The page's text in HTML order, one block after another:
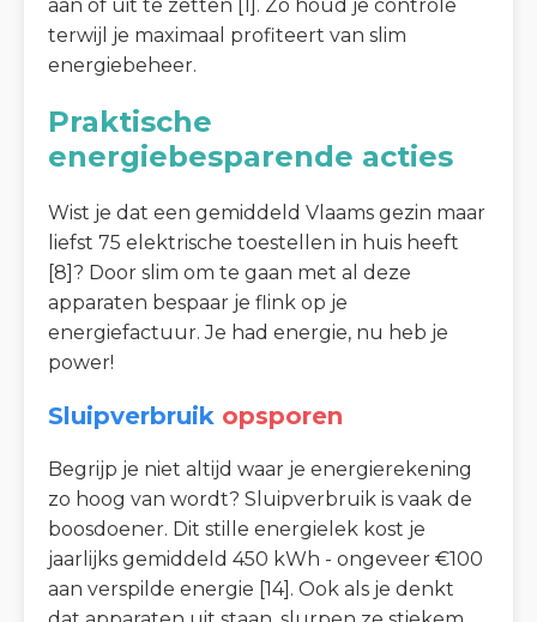
aan of uit te zetten [1]. Zo houd je controle
terwijl je maximaal profiteert van slim
energiebeheer.
Praktische
energiebesparende acties
Wist je dat een gemiddeld Vlaams gezin maar
liefst 75 elektrische toestellen in huis heeft
[8]? Door slim om te gaan met al deze
apparaten bespaar je flink op je
energiefactuur. Je had energie, nu heb je
power!
Sluipverbruik opsporen
Begrijp je niet altijd waar je energierekening
zo hoog van wordt? Sluipverbruik is vaak de
boosdoener. Dit stille energielek kost je
jaarlijks gemiddeld 450 kWh - ongeveer €100
aan verspilde energie [14]. Ook als je denkt